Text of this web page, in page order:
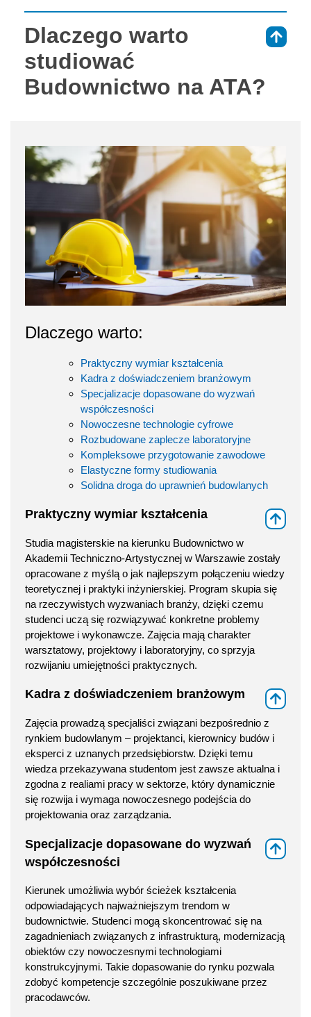
Dlaczego warto
studiować
Budownictwo na ATA?
Dlaczego warto:
Praktyczny wymiar kształcenia
Kadra z doświadczeniem branżowym
Specjalizacje dopasowane do wyzwań
współczesności
Nowoczesne technologie cyfrowe
Rozbudowane zaplecze laboratoryjne
Kompleksowe przygotowanie zawodowe
Elastyczne formy studiowania
Solidna droga do uprawnień budowlanych
Praktyczny wymiar kształcenia
Studia magisterskie na kierunku Budownictwo w
Akademii Techniczno-Artystycznej w Warszawie zostały
opracowane z myślą o jak najlepszym połączeniu wiedzy
teoretycznej i praktyki inżynierskiej. Program skupia się
na rzeczywistych wyzwaniach branży, dzięki czemu
studenci uczą się rozwiązywać konkretne problemy
projektowe i wykonawcze. Zajęcia mają charakter
warsztatowy, projektowy i laboratoryjny, co sprzyja
rozwijaniu umiejętności praktycznych.
Kadra z doświadczeniem branżowym
Zajęcia prowadzą specjaliści związani bezpośrednio z
rynkiem budowlanym – projektanci, kierownicy budów i
eksperci z uznanych przedsiębiorstw. Dzięki temu
wiedza przekazywana studentom jest zawsze aktualna i
zgodna z realiami pracy w sektorze, który dynamicznie
się rozwija i wymaga nowoczesnego podejścia do
projektowania oraz zarządzania.
Specjalizacje dopasowane do wyzwań
współczesności
Kierunek umożliwia wybór ścieżek kształcenia
odpowiadających najważniejszym trendom w
budownictwie. Studenci mogą skoncentrować się na
zagadnieniach związanych z infrastrukturą, modernizacją
obiektów czy nowoczesnymi technologiami
konstrukcyjnymi. Takie dopasowanie do rynku pozwala
zdobyć kompetencje szczególnie poszukiwane przez
pracodawców.